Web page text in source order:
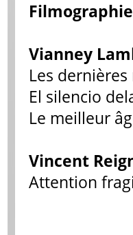
Vianney
Les
El silencio
Le meilleur
Vincent
Attention